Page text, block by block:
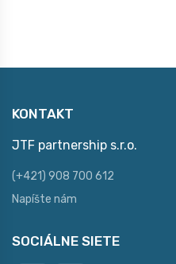
KONTAKT
JTF partnership s.r.o.
(+421) 908 700 612
Napíšte nám
SOCIÁLNE SIETE